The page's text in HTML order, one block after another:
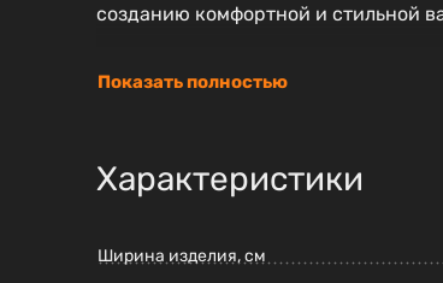
созданию комфортной и стильной
Показать полностью
Характеристики
Ширина изделия, см